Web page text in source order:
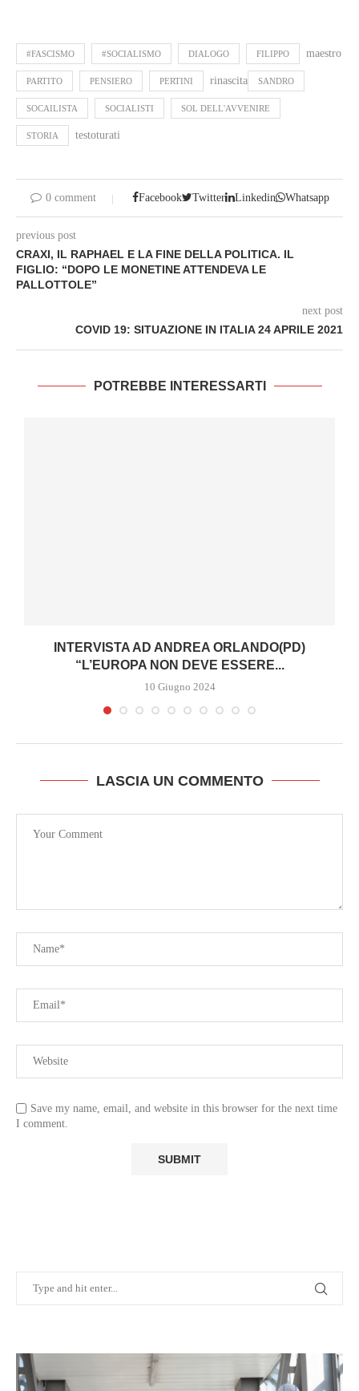
#FASCISMO #SOCIALISMO DIALOGO FILIPPO maestro
PARTITO PENSIERO PERTINI rinascita SANDRO
SOCAILISTA SOCIALISTI SOL DELL'AVVENIRE
STORIA testoturati
0 comment Facebook Twitter Linkedin Whatsapp
previous post
CRAXI, IL RAPHAEL E LA FINE DELLA POLITICA. IL
FIGLIO: “DOPO LE MONETINE ATTENDEVA LE
PALLOTTOLE”
next post
COVID 19: SITUAZIONE IN ITALIA 24 APRILE 2021
POTREBBE INTERESSARTI
INTERVISTA AD ANDREA ORLANDO(PD)
“L’EUROPA NON DEVE ESSERE...
10 Giugno 2024
LASCIA UN COMMENTO
Save my name, email, and website in this browser for the next time
I comment.